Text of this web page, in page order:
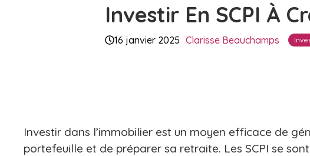
Investir En SCPI À
16 janvier 2025 Clarisse Beauchamps
Investir dans l’immobilier est un moyen efficace de
portefeuille et de préparer sa retraite. Les SCPI se